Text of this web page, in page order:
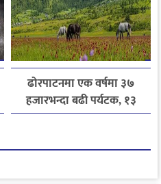
ढोरपाटनमा एक वर्षमा ३७
हजारभन्दा बढी पर्यटक, १३
हजारले बढ्यो आगमन